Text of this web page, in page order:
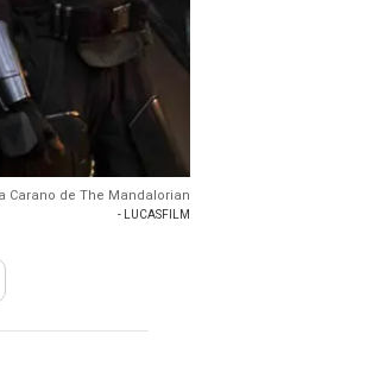
Carano de The Mandalorian
- LUCASFILM